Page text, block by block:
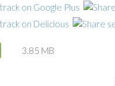
3.85 MB